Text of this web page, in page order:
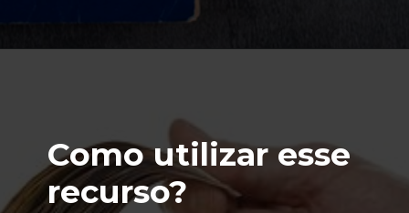
Como utilizar esse
recurso?